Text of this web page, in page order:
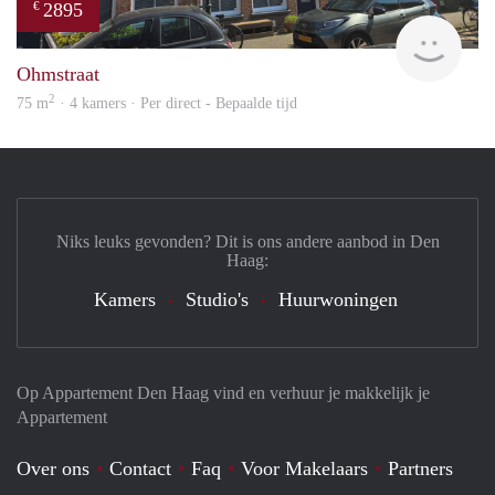
€ 2895
Ohmstraat
75 m2 · 4 kamers · Per direct - Bepaalde tijd
Op Appartement Den Haag vind en verhuur je makkelijk je
Appartement
Over ons Contact Faq Voor Makelaars Partners
Niks leuks gevonden? Dit is ons andere aanbod in Den
Haag:
Kamers Studio's Huurwoningen